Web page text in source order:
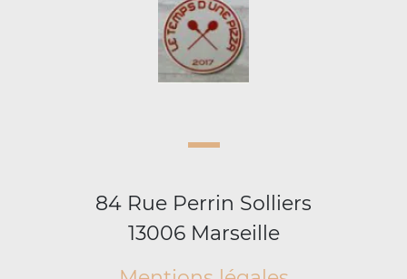
84 Rue Perrin Solliers
13006 Marseille